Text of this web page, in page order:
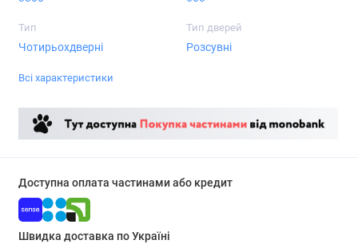
Тип
Чотирьохдверні
Тип дверей
Розсувні
Всі характеристики
Доступна оплата частинами або кредит
Швидка доставка по Україні